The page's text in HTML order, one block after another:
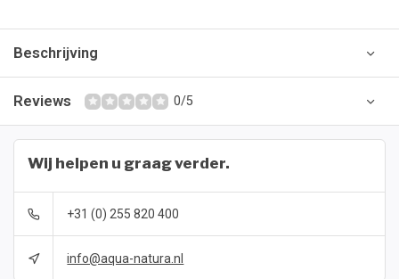
Beschrijving
Reviews 0/5
Wij helpen u graag verder.
+31 (0) 255 820 400
info@aqua-natura.nl